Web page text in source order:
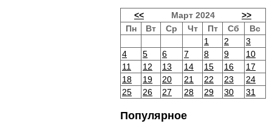
<< Март 2024
>>
Пн
Вт Ср Чт Пт Сб
Вс
1
2
3
4
5 6 7 8 9
10
11
12 13 14 15 16
17
18
19 20 21 22 23
24
25
26 27 28 29 30 31
Популярное